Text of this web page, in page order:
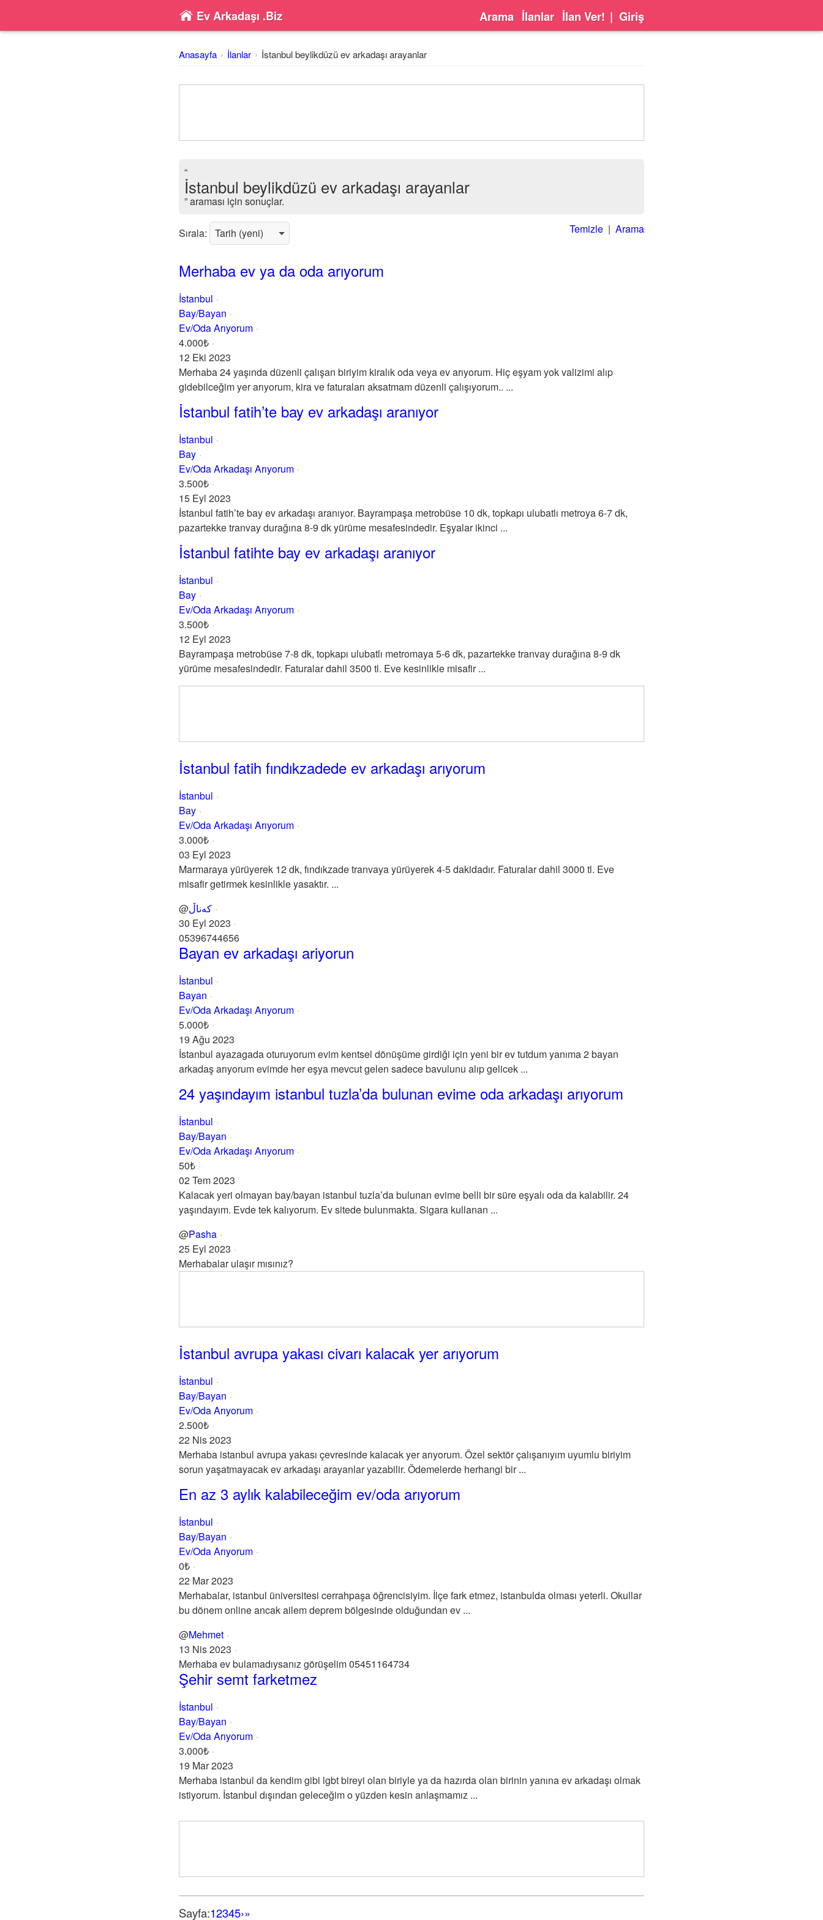
Ev Arkadaşı .Biz Arama İlanlar İlan Ver! | Giriş
Anasayfa İlanlar İstanbul beylikdüzü ev arkadaşı arayanlar
“
İstanbul beylikdüzü ev arkadaşı arayanlar
” araması için sonuçlar.
Sırala: Temizle | Arama
Merhaba ev ya da oda arıyorum
İstanbul
Bay/Bayan
Ev/Oda Arıyorum
4.000₺
12 Eki 2023
Merhaba 24 yaşında düzenli çalışan biriyim kiralık oda veya ev arıyorum. Hiç eşyam yok valizimi alıp
gidebilceğim yer arıyorum, kira ve faturaları aksatmam düzenli çalışıyorum.. ...
İstanbul fatih’te bay ev arkadaşı aranıyor
İstanbul
Bay
Ev/Oda Arkadaşı Arıyorum
3.500₺
15 Eyl 2023
İstanbul fatih’te bay ev arkadaşı aranıyor. Bayrampaşa metrobüse 10 dk, topkapı ulubatlı metroya 6-7 dk,
pazartekke tranvay durağına 8-9 dk yürüme mesafesindedir. Eşyalar ikinci ...
İstanbul fatihte bay ev arkadaşı aranıyor
İstanbul
Bay
Ev/Oda Arkadaşı Arıyorum
3.500₺
12 Eyl 2023
Bayrampaşa metrobüse 7-8 dk, topkapı ulubatlı metromaya 5-6 dk, pazartekke tranvay durağına 8-9 dk
yürüme mesafesindedir. Faturalar dahil 3500 tl. Eve kesinlikle misafir ...
İstanbul fatih fındıkzadede ev arkadaşı arıyorum
İstanbul
Bay
Ev/Oda Arkadaşı Arıyorum
3.000₺
03 Eyl 2023
Marmaraya yürüyerek 12 dk, fındıkzade tranvaya yürüyerek 4-5 dakidadır. Faturalar dahil 3000 tl. Eve
misafir getirmek kesinlikle yasaktır. ...
@کەناڵ
30 Eyl 2023
05396744656
Bayan ev arkadaşı ariyorun
İstanbul
Bayan
Ev/Oda Arkadaşı Arıyorum
5.000₺
19 Ağu 2023
İstanbul ayazagada oturuyorum evim kentsel dönüşüme girdiği için yeni bir ev tutdum yanıma 2 bayan
arkadaş arıyorum evimde her eşya mevcut gelen sadece bavulunu alıp gelicek ...
24 yaşındayım istanbul tuzla’da bulunan evime oda arkadaşı arıyorum
İstanbul
Bay/Bayan
Ev/Oda Arkadaşı Arıyorum
50₺
02 Tem 2023
Kalacak yeri olmayan bay/bayan istanbul tuzla’da bulunan evime belli bir süre eşyalı oda da kalabilir. 24
yaşındayım. Evde tek kalıyorum. Ev sitede bulunmakta. Sigara kullanan ...
@Pasha
25 Eyl 2023
Merhabalar ulaşır mısınız?
İstanbul avrupa yakası civarı kalacak yer arıyorum
İstanbul
Bay/Bayan
Ev/Oda Arıyorum
2.500₺
22 Nis 2023
Merhaba istanbul avrupa yakası çevresinde kalacak yer arıyorum. Özel sektör çalışanıyım uyumlu biriyim
sorun yaşatmayacak ev arkadaşı arayanlar yazabilir. Ödemelerde herhangi bir ...
En az 3 aylık kalabileceğim ev/oda arıyorum
İstanbul
Bay/Bayan
Ev/Oda Arıyorum
0₺
22 Mar 2023
Merhabalar, istanbul üniversitesi cerrahpaşa öğrencisiyim. İlçe fark etmez, istanbulda olması yeterli. Okullar
bu dönem online ancak ailem deprem bölgesinde olduğundan ev ...
@Mehmet
13 Nis 2023
Merhaba ev bulamadıysanız görüşelim 05451164734
Şehir semt farketmez
İstanbul
Bay/Bayan
Ev/Oda Arıyorum
3.000₺
19 Mar 2023
Merhaba istanbul da kendim gibi lgbt bireyi olan biriyle ya da hazırda olan birinin yanına ev arkadaşı olmak
istiyorum. İstanbul dışından geleceğim o yüzden kesin anlaşmamız ...
Sayfa:12345›»